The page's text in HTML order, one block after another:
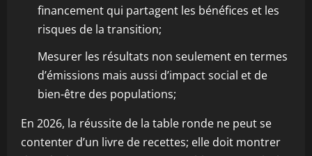
financement qui partagent les bénéfices et les
risques de la transition;
Mesurer les résultats non seulement en termes
d’émissions mais aussi d’impact social et de
bien-être des populations;
En 2026, la réussite de la table ronde ne peut se
contenter d’un livre de recettes; elle doit montrer